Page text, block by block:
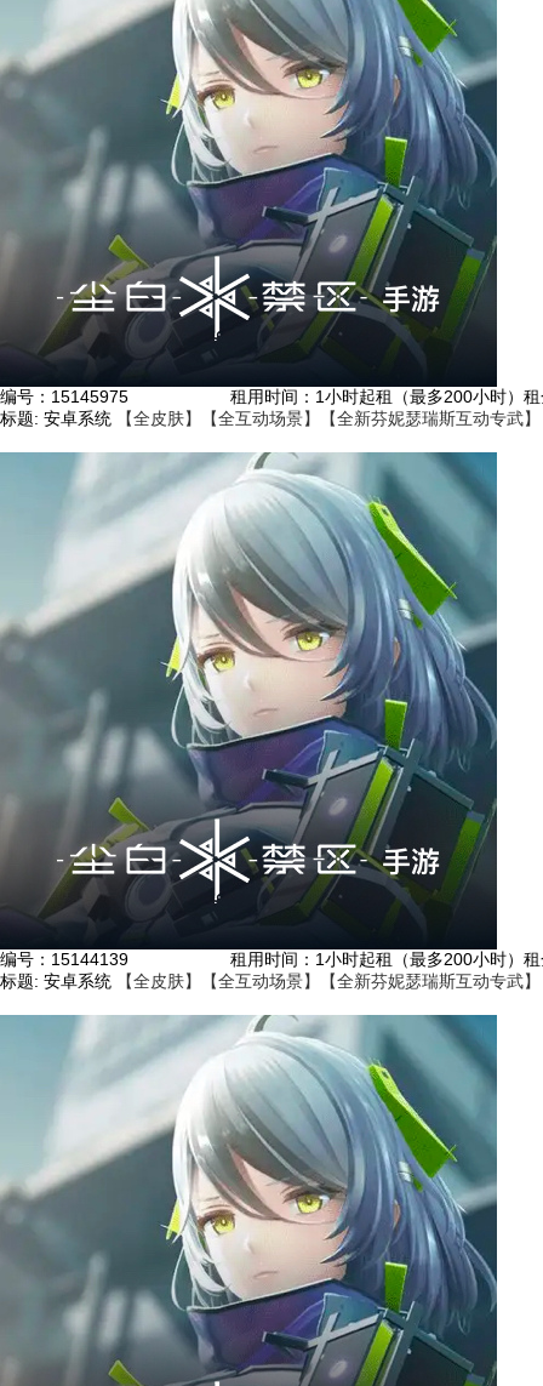
编号： 15145975 租用时间 ：1小时起租（最多200小时）
标题: 安卓系统 【全皮肤】【全互动场景】【全新芬妮瑟瑞斯互动专武
编号： 15144139 租用时间 ：1小时起租（最多200小时）
标题: 安卓系统 【全皮肤】【全互动场景】【全新芬妮瑟瑞斯互动专武